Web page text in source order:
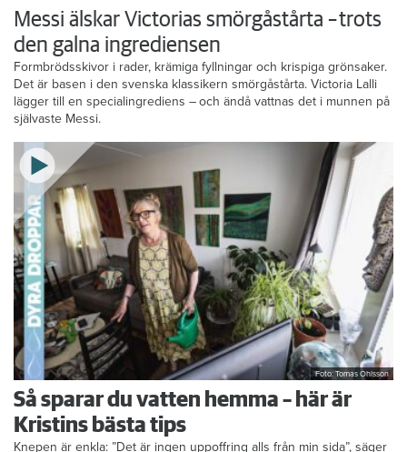
Messi älskar Victorias smörgåstårta – trots
den galna ingrediensen
Formbrödsskivor i rader, krämiga fyllningar och krispiga grönsaker.
Det är basen i den svenska klassikern smörgåstårta. Victoria Lalli
lägger till en specialingrediens – och ändå vattnas det i munnen på
självaste Messi.
Foto: Tomas Ohlsson
Så sparar du vatten hemma – här är
Kristins bästa tips
Knepen är enkla: ”Det är ingen uppoffring alls från min sida”, säger